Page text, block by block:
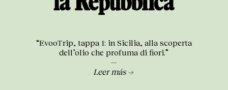
“EvooTrip, tappa 1: in Sicilia, alla scoperta
dell’olio che profuma di fiori.”
—
Leer más →